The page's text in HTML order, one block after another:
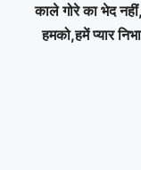
काले गोरे का भेद
हमको,हमें प्यार